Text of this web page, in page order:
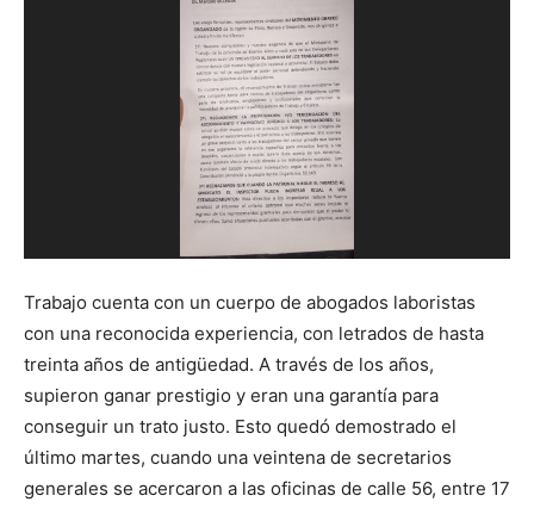
Trabajo cuenta con un cuerpo de abogados laboristas
con una reconocida experiencia, con letrados de hasta
treinta años de antigüedad. A través de los años,
supieron ganar prestigio y eran una garantía para
conseguir un trato justo. Esto quedó demostrado el
último martes, cuando una veintena de secretarios
generales se acercaron a las oficinas de calle 56, entre 17